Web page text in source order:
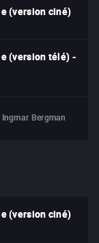
(version ciné)
(version télé) -
Ingmar Bergman
(version ciné)